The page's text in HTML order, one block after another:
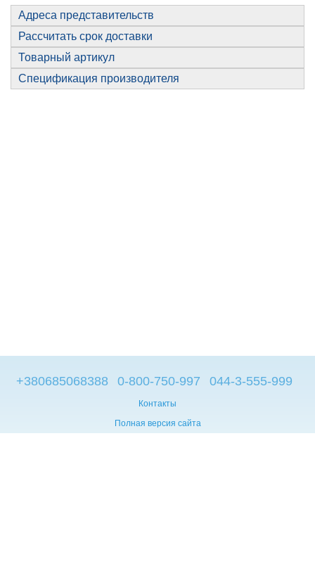
Адреса представительств
Рассчитать срок доставки
Товарный артикул
Спецификация производителя
+380685068388 0-800-750-997 044-3-555-999
Контакты
Полная версия сайта